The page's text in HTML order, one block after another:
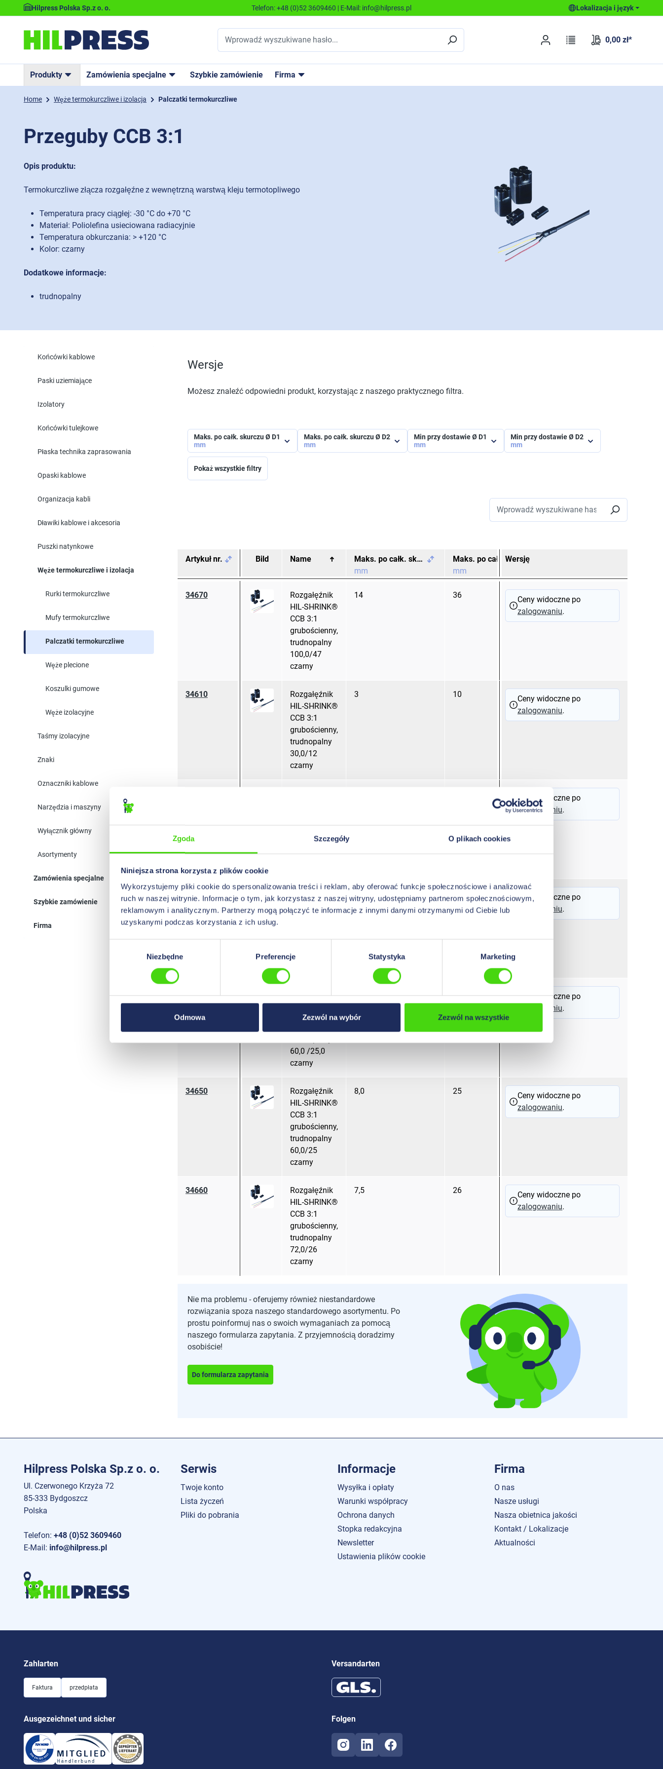
Zgoda Szczegóły O plikach cookies
Niniejsza strona korzysta z plików cookie
Wykorzystujemy pliki cookie do spersonalizowania treści i reklam, aby oferować funkcje społecznościowe i analizować
ruch w naszej witrynie. Informacje o tym, jak korzystasz z naszej witryny, udostępniamy partnerom społecznościowym,
reklamowym i analitycznym. Partnerzy mogą połączyć te informacje z innymi danymi otrzymanymi od Ciebie lub
uzyskanymi podczas korzystania z ich usług.
Niezbędne Preferencje Statystyka Marketing
Odmowa Zezwól na wybór Zezwól na wszystkie
Hilpress Polska Sp.z o. o. Telefon:+48 (0)52 3609460 | E-Mail: info@hilpress.pl Lokalizacja i język
0,00 zł*
Produkty Zamówienia specjalne Szybkie zamówienie Firma
Home Węże termokurczliwe i izolacja Palczatki termokurczliwe
Przeguby CCB 3:1
Opis produktu:
Termokurczliwe złącza rozgałęźne z wewnętrzną warstwą kleju termotopliwego
Temperatura pracy ciągłej: -30 °C do +70 °C
Materiał: Poliolefina usieciowana radiacyjnie
Temperatura obkurczania: > +120 °C
Kolor: czarny
Dodatkowe informacje:
trudnopalny
Końcówki kablowe
Paski uziemiające
Izolatory
Końcówki tulejkowe
Płaska technika zaprasowania
Opaski kablowe
Organizacja kabli
Dławiki kablowe i akcesoria
Puszki natynkowe
Węże termokurczliwe i izolacja
Rurki termokurczliwe
Mufy termokurczliwe
Palczatki termokurczliwe
Węże plecione
Koszulki gumowe
Węże izolacyjne
Taśmy izolacyjne
Znaki
Oznaczniki kablowe
Narzędzia i maszyny
Wyłącznik główny
Asortymenty
Zamówienia specjalne
Szybkie zamówienie
Firma
Wersje
Możesz znaleźć odpowiedni produkt, korzystając z naszego praktycznego filtra.
Maks. po całk. skurczu Ø D1
mm
Maks. po całk. skurczu Ø D2
mm
Min przy dostawie Ø D1
mm
Min przy dostawie Ø D2
mm
Pokaż wszystkie filtry
Artykuł nr. Bild Name
Maks. po całk. skurczu Ø D2
mm
Maks. po całk. skurczu Ø D1
mm
Wersję
34670
Rozgałęźnik
HIL-SHRINK®
CCB 3:1
grubościenny,
trudnopalny
100,0/47
czarny
14 36
Ceny widoczne po
zalogowaniu.
34610
Rozgałęźnik
HIL-SHRINK®
CCB 3:1
grubościenny,
trudnopalny
30,0/12
czarny
3 10
Ceny widoczne po
zalogowaniu.
trudnopalny
35,0/15
Ceny widoczne po
zalogowaniu.
34620
Rozgałęźnik
HIL-SHRINK®
CCB 3:1
trudnopalny
50,0 /23,0
czarny
8 23
Ceny widoczne po
zalogowaniu.
HIL-SHRINK®
CCB 3:1
60,0 /25,0
czarny
Ceny widoczne po
zalogowaniu.
34650
Rozgałęźnik
HIL-SHRINK®
CCB 3:1
grubościenny,
trudnopalny
60,0/25
czarny
8,0 25
Ceny widoczne po
zalogowaniu.
34660
Rozgałęźnik
HIL-SHRINK®
CCB 3:1
grubościenny,
trudnopalny
72,0/26
czarny
7,5 26
Ceny widoczne po
zalogowaniu.
Nie ma problemu - oferujemy również niestandardowe
rozwiązania spoza naszego standardowego asortymentu. Po
prostu poinformuj nas o swoich wymaganiach za pomocą
naszego formularza zapytania. Z przyjemnością doradzimy
osobiście!
Do formularza zapytania
Hilpress Polska Sp.z o. o.
Ul. Czerwonego Krzyża 72
85-333 Bydgoszcz
Polska
Telefon: +48 (0)52 3609460
E-Mail: info@hilpress.pl
Serwis
Twoje konto
Lista życzeń
Pliki do pobrania
Informacje
Wysyłka i opłaty
Warunki współpracy
Ochrona danych
Stopka redakcyjna
Newsletter
Ustawienia plików cookie
Firma
O nas
Nasze usługi
Nasza obietnica jakości
Kontakt / Lokalizacje
Aktualności
Zahlarten
Faktura przedpłata
Versandarten
Ausgezeichnet und sicher Folgen